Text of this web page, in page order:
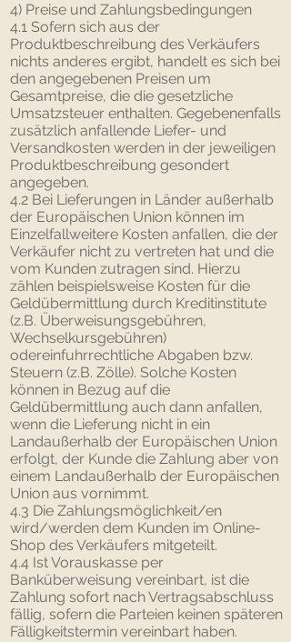
4) Preise und Zahlungsbedingungen
4.1 Sofern sich aus der
Produktbeschreibung des Verkäufers
nichts anderes ergibt, handelt es sich bei
den angegebenen Preisen um
Gesamtpreise, die die gesetzliche
Umsatzsteuer enthalten. Gegebenenfalls
zusätzlich anfallende Liefer- und
Versandkosten werden in der jeweiligen
Produktbeschreibung gesondert
angegeben.
4.2 Bei Lieferungen in Länder außerhalb
der Europäischen Union können im
Einzelfallweitere Kosten anfallen, die der
Verkäufer nicht zu vertreten hat und die
vom Kunden zutragen sind. Hierzu
zählen beispielsweise Kosten für die
Geldübermittlung durch Kreditinstitute
(z.B. Überweisungsgebühren,
Wechselkursgebühren)
odereinfuhrrechtliche Abgaben bzw.
Steuern (z.B. Zölle). Solche Kosten
können in Bezug auf die
Geldübermittlung auch dann anfallen,
wenn die Lieferung nicht in ein
Landaußerhalb der Europäischen Union
erfolgt, der Kunde die Zahlung aber von
einem Landaußerhalb der Europäischen
Union aus vornimmt.
4.3 Die Zahlungsmöglichkeit/en
wird/werden dem Kunden im Online-
Shop des Verkäufers mitgeteilt.
4.4 Ist Vorauskasse per
Banküberweisung vereinbart, ist die
Zahlung sofort nach Vertragsabschluss
fällig, sofern die Parteien keinen späteren
Fälligkeitstermin vereinbart haben.